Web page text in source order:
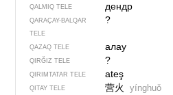
QALMIQ TELE дендр
QARAÇAY-BALQAR
TELE
?
QAZAQ TELE алау
QIRĞIZ TELE ?
QIRIMTATAR TELE ateş
QITAY TELE 营火 yínghuǒ